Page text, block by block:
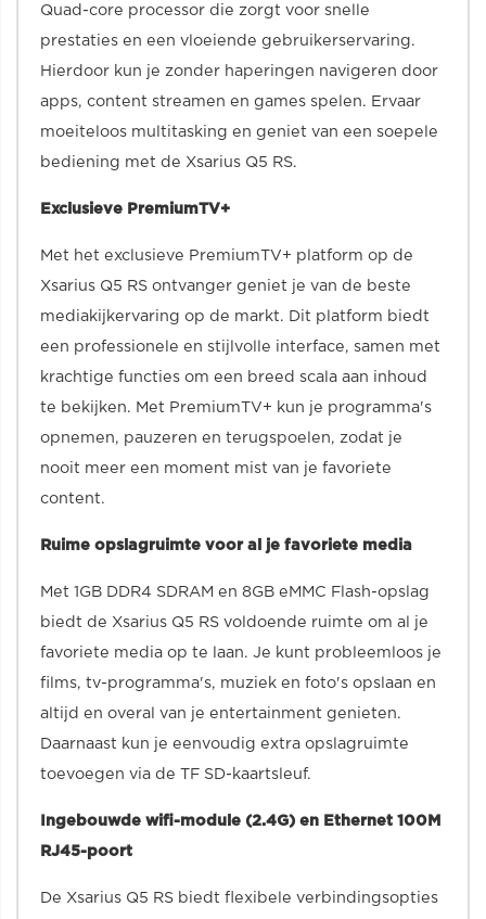
Quad-core processor die zorgt voor snelle
prestaties en een vloeiende gebruikerservaring.
Hierdoor kun je zonder haperingen navigeren door
apps, content streamen en games spelen. Ervaar
moeiteloos multitasking en geniet van een soepele
bediening met de Xsarius Q5 RS.
Exclusieve PremiumTV+
Met het exclusieve PremiumTV+ platform op de
Xsarius Q5 RS ontvanger geniet je van de beste
mediakijkervaring op de markt. Dit platform biedt
een professionele en stijlvolle interface, samen met
krachtige functies om een breed scala aan inhoud
te bekijken. Met PremiumTV+ kun je programma's
opnemen, pauzeren en terugspoelen, zodat je
nooit meer een moment mist van je favoriete
content.
Ruime opslagruimte voor al je favoriete media
Met 1GB DDR4 SDRAM en 8GB eMMC Flash-opslag
biedt de Xsarius Q5 RS voldoende ruimte om al je
favoriete media op te laan. Je kunt probleemloos je
films, tv-programma's, muziek en foto's opslaan en
altijd en overal van je entertainment genieten.
Daarnaast kun je eenvoudig extra opslagruimte
toevoegen via de TF SD-kaartsleuf.
Ingebouwde wifi-module (2.4G) en Ethernet 100M
RJ45-poort
De Xsarius Q5 RS biedt flexibele verbindingsopties